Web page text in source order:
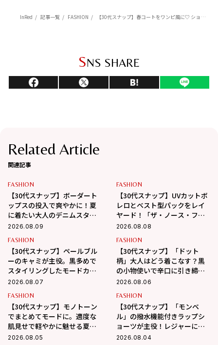
InRed 記事一覧 FASHION 【30代スナップ】春コートをワンピ風に♡ ショート丈ベストを重ねてスタイルアップ
SNS SHARE
Related Article
関連記事
FASHION
【30代スナップ】ボーダート
ップスの投入で爽やかに！夏
に着たい大人のデニムスタイ
ル
2026.08.09
FASHION
【30代スナップ】UVカットボ
レロとベスト型パックをレイ
ヤード！「ザ・ノース・フェ
イス」で作る大人カジュアル
2026.08.08
FASHION
【30代スナップ】ペールブル
ーのキャミが主役。黒多めで
スタイリングしたモードカジ
ュアル
2026.08.07
FASHION
【30代スナップ】「ドット
柄」大人はどう着こなす？黒
の小物使いで辛口に引き締め
るバランス学
2026.08.06
FASHION
【30代スナップ】モノトーン
でまとめてモードに。適度な
肌見せで軽やかに魅せる夏ス
タイル
2026.08.05
FASHION
【30代スナップ】「モンベ
ル」の撥水機能付きラップシ
ョーツが主役！レジャーにも
最適なアクティブコーデ
2026.08.04